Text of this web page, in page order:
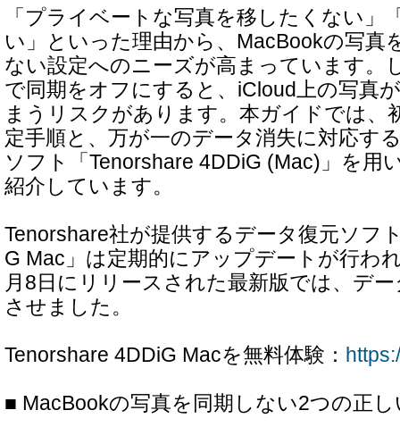
「プライベートな写真を移したくない」
い」といった理由から、MacBookの写真
ない設定へのニーズが高まっています。
で同期をオフにすると、iCloud上の写真
まうリスクがあります。本ガイドでは、
定手順と、万が一のデータ消失に対応す
ソフト「Tenorshare 4DDiG (Mac)」を用
紹介しています。
Tenorshare社が提供するデータ復元ソフ
G Mac」は定期的にアップデートが行わ
月8日にリリースされた最新版では、デ
させました。
Tenorshare 4DDiG Macを無料体験：
■ MacBookの写真を同期しない2つの正し